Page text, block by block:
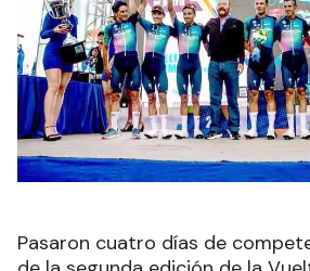
Pasaron cuatro días de